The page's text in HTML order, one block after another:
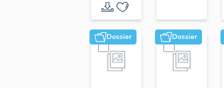
patron,
victoire
de
Constantin,
verrière
un
paysage,
verrière
à
personnages
Dossier Dossier